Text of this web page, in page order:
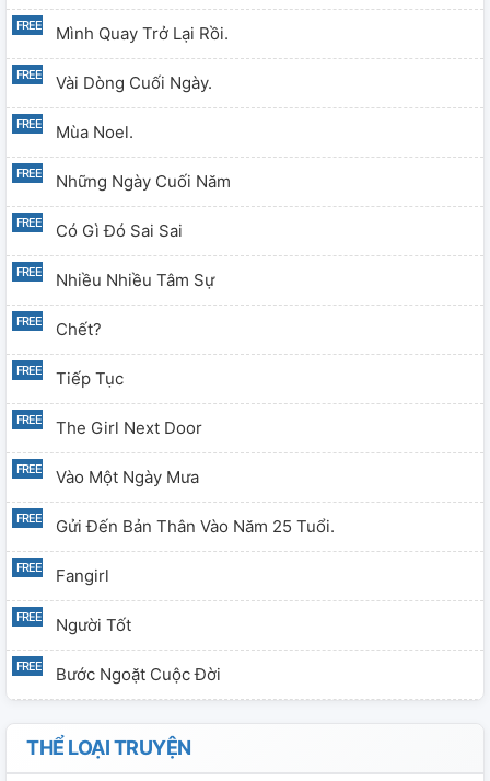
Mình Quay Trở Lại Rồi.
Vài Dòng Cuối Ngày.
Mùa Noel.
Những Ngày Cuối Năm
Có Gì Đó Sai Sai
Nhiều Nhiều Tâm Sự
Chết?
Tiếp Tục
The Girl Next Door
Vào Một Ngày Mưa
Gửi Đến Bản Thân Vào Năm 25 Tuổi.
Fangirl
Người Tốt
Bước Ngoặt Cuộc Đời
EX
THỂ LOẠI TRUYỆN